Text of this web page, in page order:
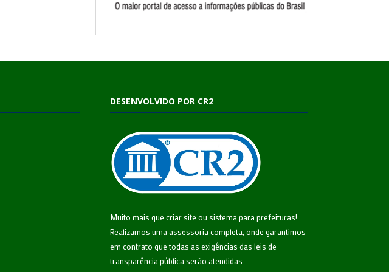
DESENVOLVIDO POR CR2
Muito mais que criar site ou sistema para prefeituras!
Realizamos uma assessoria completa, onde garantimos
em contrato que todas as exigências das leis de
transparência pública serão atendidas.